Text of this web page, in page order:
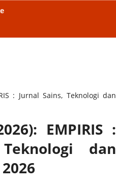
: Jurnal Sains, Teknologi dan
EMPIRIS :
dan